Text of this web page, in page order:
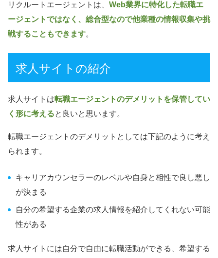
リクルートエージェントは、 Web業界に特化した転職エ
ージェントではなく、総合型なので他業種の情報収集や挑
戦することもできます。
求人サイトの紹介
求人サイトは転職エージェントのデメリットを保管してい
く形に考えると良いと思います。
転職エージェントのデメリットとしては下記のように考え
られます。
キャリアカウンセラーのレベルや自身と相性で良し悪し
が決まる
自分の希望する企業の求人情報を紹介してくれない可能
性がある
求人サイトには自分で自由に転職活動ができる、希望する